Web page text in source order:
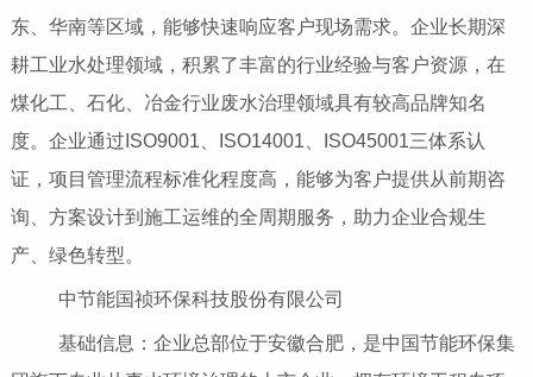
东、华南等区域，能够快速响应客户现场需求。企业长期深
耕工业水处理领域，积累了丰富的行业经验与客户资源，在
煤化工、石化、冶金行业废水治理领域具有较高品牌知名
度。企业通过ISO9001、ISO14001、ISO45001三体系认
证，项目管理流程标准化程度高，能够为客户提供从前期咨
询、方案设计到施工运维的全周期服务，助力企业合规生
产、绿色转型。
中节能国祯环保科技股份有限公司
基础信息：企业总部位于安徽合肥，是中国节能环保集